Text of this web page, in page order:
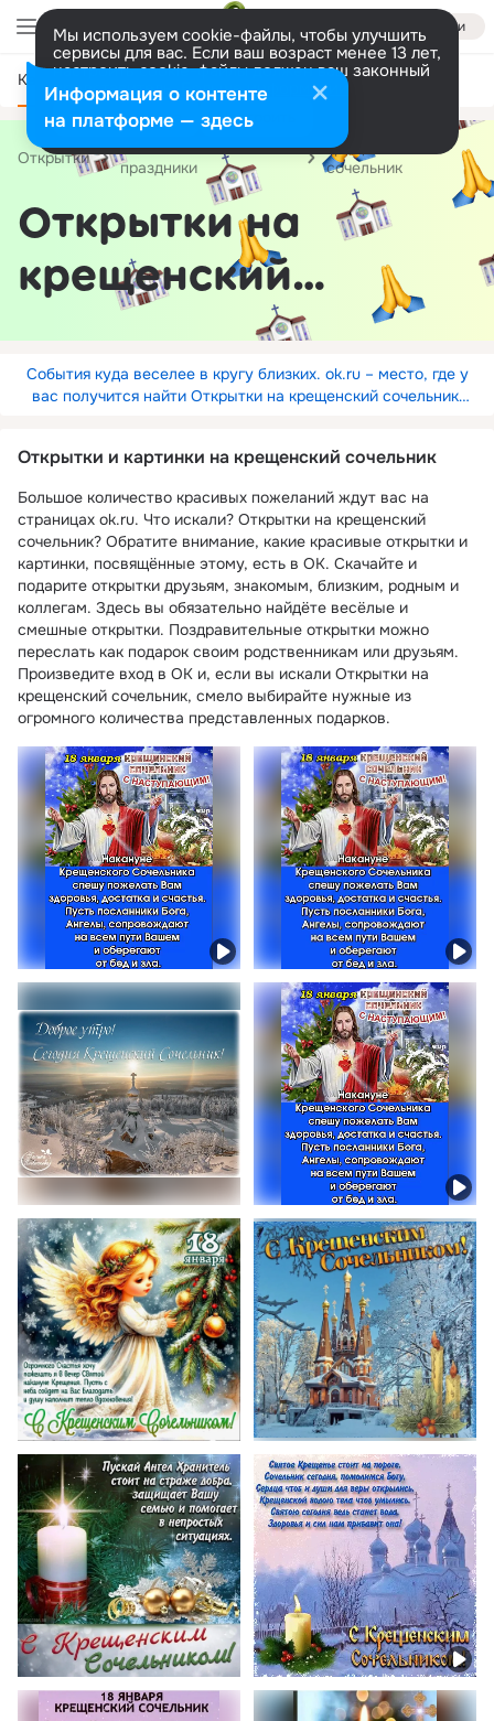
Войти
Мы используем cookie-файлы, чтобы улучшить
сервисы для вас. Если ваш возраст менее 13 лет,
настроить cookie-файлы должен ваш законный
представитель. Больше информации
Разрешить все Настроить
Категории
Открытки
Религиозные
праздники
крещенский
сочельник
Открытки на
крещенский
сочельник
События куда веселее в кругу близких. ok.ru – место, где у
вас получится найти Открытки на крещенский сочельник.
Открытки и картинки на крещенский сочельник
Большое количество красивых пожеланий ждут вас на
страницах ok.ru. Что искали? Открытки на крещенский
сочельник? Обратите внимание, какие красивые открытки и
картинки, посвящённые этому, есть в ОК. Скачайте и
подарите открытки друзьям, знакомым, близким, родным и
коллегам. Здесь вы обязательно найдёте весёлые и
смешные открытки. Поздравительные открытки можно
переслать как подарок своим родственникам или друзьям.
Произведите вход в ОК и, если вы искали Открытки на
крещенский сочельник, смело выбирайте нужные из
огромного количества представленных подарков.
Информация о контенте
на платформе — здесь